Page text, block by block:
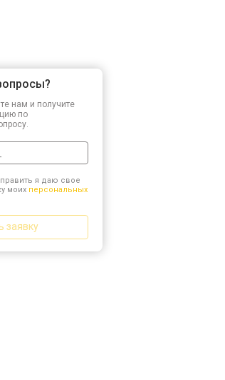
нам и получите
по
я даю свое
моих персональных
заявку